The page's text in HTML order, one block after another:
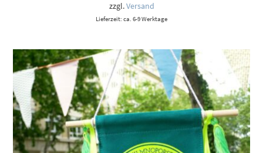
zzgl.Versand
Lieferzeit: ca. 6-9 Werktage